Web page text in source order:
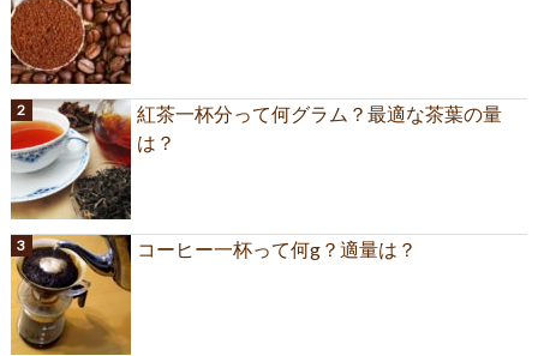
紅茶一杯分って何グラム？最適な茶葉の量
は？
コーヒー一杯って何g？適量は？